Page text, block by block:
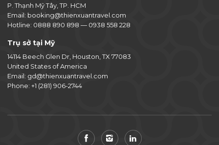
P. Thạnh Mỹ Tây, TP. HCM
Email: booking@thienxuantravel.com
Hotline: 0888 890 898 — 0938 558 228
Trụ sở tại Mỹ
14114 Beech Glen Dr, Houston, TX 77083
United States of America
Email: gd@thienxuantravel.com
Phone: +1 (281) 906-2744